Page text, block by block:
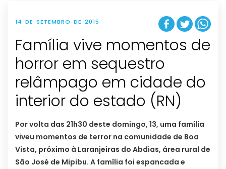
14 DE SETEMBRO DE 2015
Família vive momentos de
horror em sequestro
relâmpago em cidade do
interior do estado (RN)
Por volta das 21h30 deste domingo, 13, uma família
viveu momentos de terror na comunidade de Boa
Vista, próximo à Laranjeiras do Abdias, área rural de
São José de Mipibu. A família foi espancada e